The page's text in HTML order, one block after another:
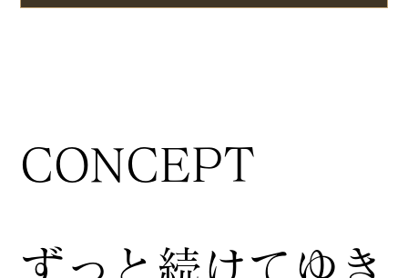
CONCEPT
ずっと続けてゆき